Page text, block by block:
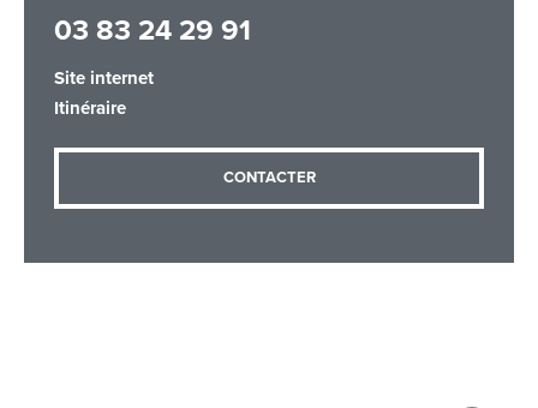
03 83 24 29 91
Site internet
Itinéraire
CONTACTER